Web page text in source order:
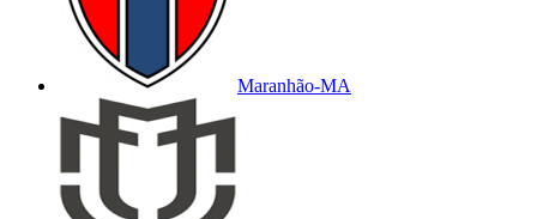
Maranhão-MA